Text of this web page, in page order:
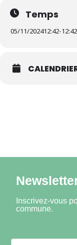
Temps
05/11/202412:42-12:42
Inscrivez-vous
commune.